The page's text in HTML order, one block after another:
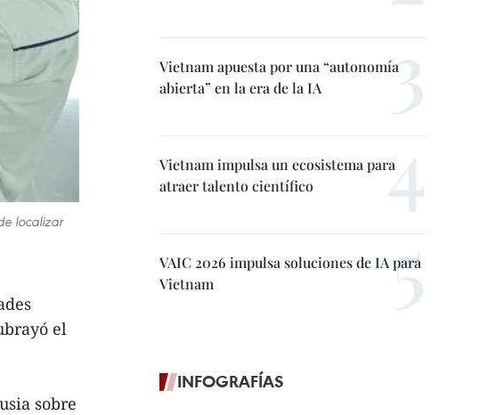
localizar
el
sobre
Vietnam apuesta por una “autonomía
abierta” en la era de la IA
Vietnam impulsa un ecosistema para
atraer talento científico
VAIC 2026 impulsa soluciones de IA para
Vietnam
INFOGRAFÍAS